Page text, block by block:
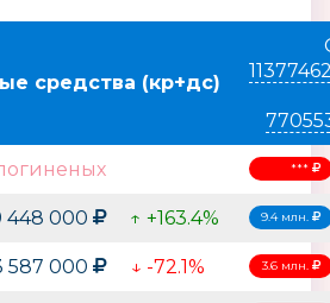
средства (кр+дс)
***
448 000 ↑ +163.4% 9.4 млн.
587 000 ↓ -72.1% 3.6 млн.